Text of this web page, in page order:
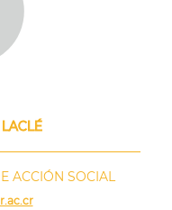
ACCIÓN SOCIAL